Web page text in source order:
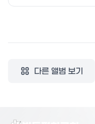
다른 앨범 보기